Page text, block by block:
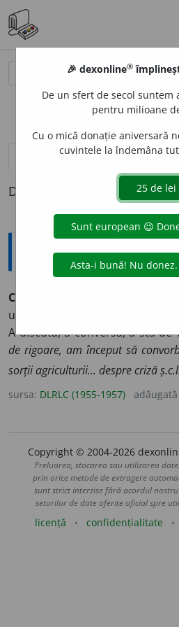
definiții (1) pronunțievolume_up (1)
Definiția cu ID-ul 912558:
Explicative DEX
CONVORB
urmat uneori de determinări
A discuta, a conversa, a sta
de rigoare, am început să
sorții agriculturii... despre criză ș.c.l.
sursa: DLRLC (1955-1957)
Copyright © 2004-2026
Preluarea, stocarea sau utilizarea
prin orice metode de extragere
sunt strict interzise fără acordul
seturilor de date oferite oficial spre
licență confidențialitate
🎉 dexonline®
De un sfert de secol suntem
pentru milioane
Cu o mică donație aniversară
cuvintele la îndemâna